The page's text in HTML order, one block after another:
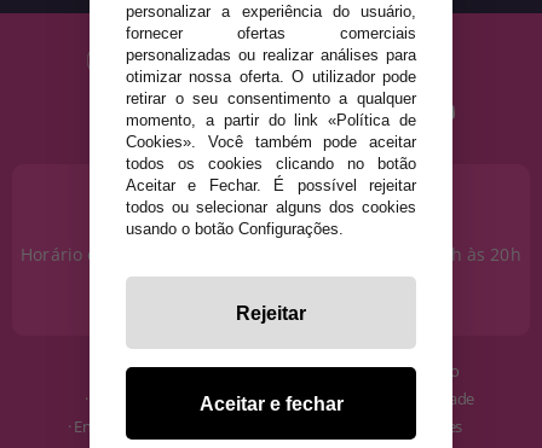
PRECISA DE AJUDA?
915 793 695
Horário de segunda a sexta das 10h às 14h e das 17h às 20h
info@disfracestuyyo.pt
· Quem somos
· Como comprar
· Envios e Devoluções
· Condições de uso
· Política de Privacidade
· Política de Cookies
personalizar a experiência do usuário,
fornecer ofertas comerciais
personalizadas ou realizar análises para
otimizar nossa oferta. O utilizador pode
retirar o seu consentimento a qualquer
momento, a partir do link «Política de
Cookies». Você também pode aceitar
todos os cookies clicando no botão
Aceitar e Fechar. É possível rejeitar
todos ou selecionar alguns dos cookies
usando o botão Configurações.
Rejeitar
Aceitar e fechar